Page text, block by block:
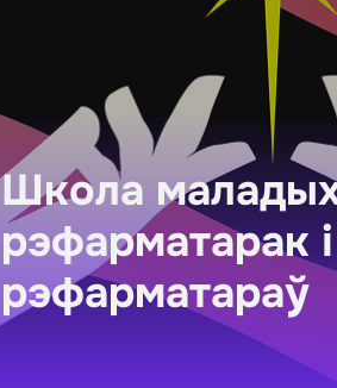
Школа
рэфарматарак і
рэфарматараў